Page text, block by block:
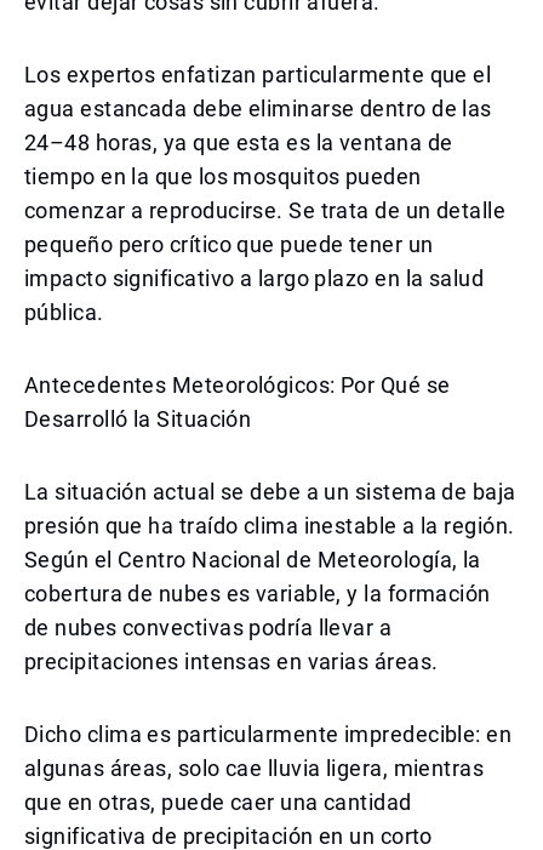
Los expertos enfatizan particularmente que el
agua estancada debe eliminarse dentro de las
24–48 horas, ya que esta es la ventana de
tiempo en la que los mosquitos pueden
comenzar a reproducirse. Se trata de un detalle
pequeño pero crítico que puede tener un
impacto significativo a largo plazo en la salud
pública.
Antecedentes Meteorológicos: Por Qué se
Desarrolló la Situación
La situación actual se debe a un sistema de baja
presión que ha traído clima inestable a la región.
Según el Centro Nacional de Meteorología, la
cobertura de nubes es variable, y la formación
de nubes convectivas podría llevar a
precipitaciones intensas en varias áreas.
Dicho clima es particularmente impredecible: en
algunas áreas, solo cae lluvia ligera, mientras
que en otras, puede caer una cantidad
significativa de precipitación en un corto